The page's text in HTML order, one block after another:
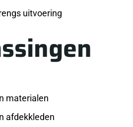
uitvoering
materialen
afdekkleden